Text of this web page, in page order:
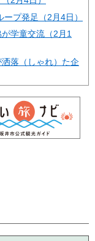
プ発足（2月4日）
学童交流（2月1
落（しゃれ）た企